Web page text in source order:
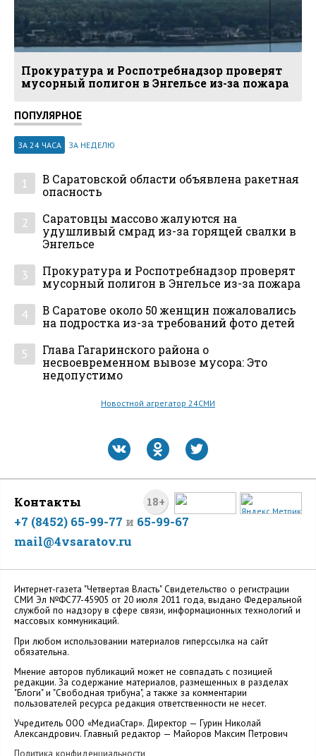
Прокуратура и Роспотребнадзор проверят
мусорный полигон в Энгельсе из-за пожара
ПОПУЛЯРНОЕ
ЗА 24 ЧАСА ЗА НЕДЕЛЮ
1
В Саратовской области объявлена ракетная
опасность
2
Саратовцы массово жалуются на
удушливый смрад из-за горящей свалки в
Энгельсе
3
Прокуратура и Роспотребнадзор проверят
мусорный полигон в Энгельсе из-за пожара
4
В Саратове около 50 женщин пожаловались
на подростка из-за требований фото детей
5
Глава Гагаринского района о
несвоевременном вывозе мусора: Это
недопустимо
Новостной агрегатор 24СМИ
18+
Контакты
+7 (8452) 65-99-77 и 65-99-67
mail@4vsaratov.ru
Интернет-газета "Четвертая Власть" Cвидетельство о регистрации
СМИ Эл №ФС77-45905 от 20 июля 2011 года, выдано Федеральной
службой по надзору в сфере связи, информационных технологий и
массовых коммуникаций.
При любом использовании материалов гиперссылка на сайт
обязательна.
Мнение авторов публикаций может не совпадать с позицией
редакции. За содержание материалов, размещенных в разделах
"Блоги" и "Свободная трибуна", а также за комментарии
пользователей ресурса редакция ответственности не несет.
Учредитель ООО «МедиаСтар». Директор — Гурин Николай
Александрович. Главный редактор — Майоров Максим Петрович